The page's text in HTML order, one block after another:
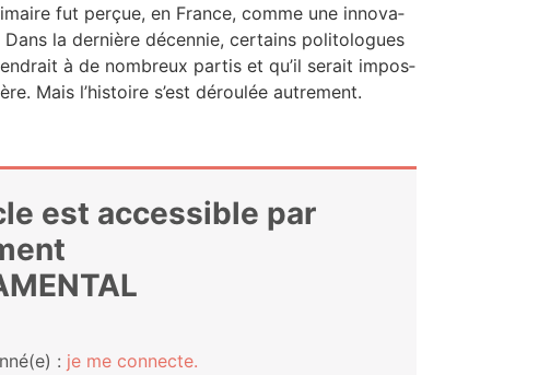
fut per­çue, en France, comme une inno­va­
la der­nière décen­nie, cer­tains poli­to­logues
à de nom­breux par­tis et qu’il serait impos­
Mais l’histoire s’est dérou­lée autre­ment.
est accessible par
: je me connecte.